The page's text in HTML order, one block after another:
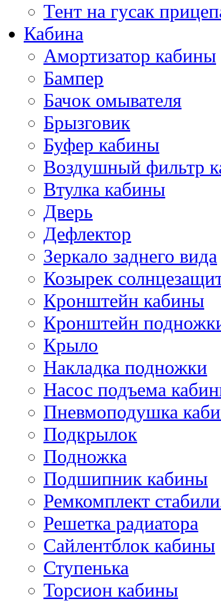
Тент на гусак
Кабина
Амортизатор кабины
Бампер
Бачок омывателя
Брызговик
Буфер кабины
Воздушный фильтр
Втулка кабины
Дверь
Дефлектор
Зеркало заднего вида
Козырек
Кронштейн кабины
Кронштейн
Крыло
Накладка подножки
Насос подъема
Пневмоподушка
Подкрылок
Подножка
Подшипник кабины
Ремкомплект
Решетка радиатора
Сайлентблок кабины
Ступенька
Торсион кабины